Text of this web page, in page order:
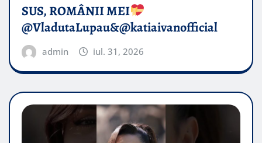
SUS, ROMÂNII MEI
@VladutaLupau&@katiaivanofficial
admin iul. 31, 2026